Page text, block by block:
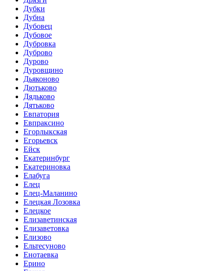
Дубки
Дубна
Дубовец
Дубовое
Дубровка
Дуброво
Дурово
Дуровщино
Дьяконово
Дютьково
Дядьково
Дятьково
Евпатория
Евпраксино
Егорлыкская
Егорьевск
Ейск
Екатеринбург
Екатериновка
Елабуга
Елец
Елец-Маланино
Елецкая Лозовка
Елецкое
Елизаветинская
Елизаветовка
Елизово
Ельтесуново
Енотаевка
Ерино